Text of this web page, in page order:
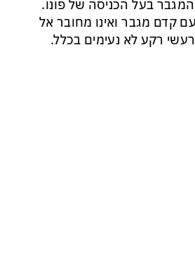
המגבר בעל הכניסה של פונו.
קדם מגבר ואינו מחובר אל
רקע לא נעימים בכלל.